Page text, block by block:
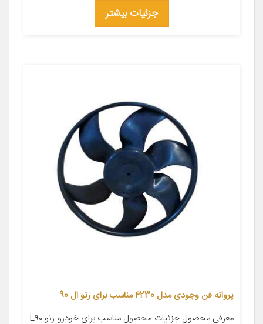
جزئیات بیشتر
پروانه فن وجودی مدل 4230 مناسب برای رنو ال 90
معرفی محصول جزئیات محصول مناسب برای خودرو رنو L۹۰